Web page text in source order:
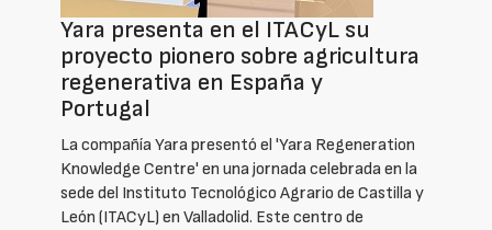
Yara presenta en el ITACyL su
proyecto pionero sobre agricultura
regenerativa en España y
Portugal
La compañía Yara presentó el 'Yara Regeneration
Knowledge Centre' en una jornada celebrada en la
sede del Instituto Tecnológico Agrario de Castilla y
León (ITACyL) en Valladolid. Este centro de